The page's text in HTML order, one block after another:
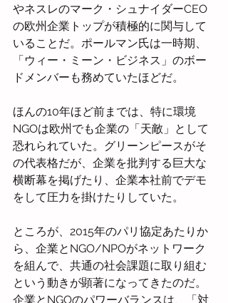
やネスレのマーク・シュナイダーCEO
の欧州企業トップが積極的に関与して
いることだ。ポールマン氏は一時期、
「ウィー・ミーン・ビジネス」のボー
ドメンバーも務めていたほどだ。
ほんの10年ほど前までは、特に環境
NGOは欧州でも企業の「天敵」として
恐れられていた。グリーンピースがそ
の代表格だが、企業を批判する巨大な
横断幕を掲げたり、企業本社前でデモ
をして圧力を掛けたりしていた。
ところが、2015年のパリ協定あたりか
ら、企業とNGO/NPOがネットワーク
を組んで、共通の社会課題に取り組む
という動きが顕著になってきたのだ。
企業とNGOのパワーバランスは、「対